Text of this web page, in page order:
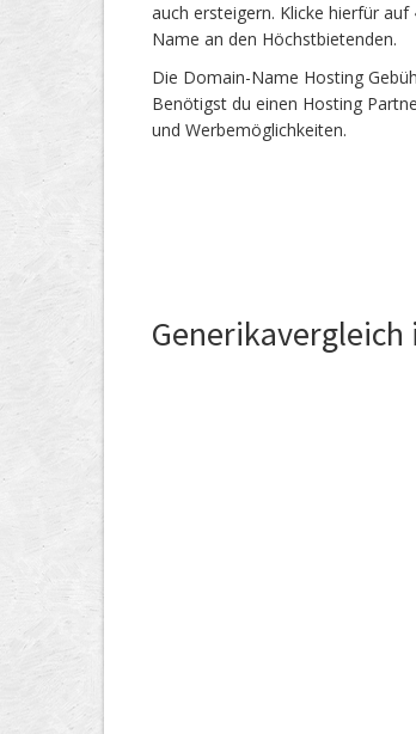
auch ersteigern. Klicke hierfür
Name an den Höchstbietenden.
Die Domain-Name Hosting
Benötigst du einen Hosting
und Werbemöglichkeiten.
Generikavergleich